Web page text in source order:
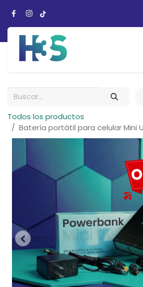
Todos los productos
Batería portátil para celular Mini